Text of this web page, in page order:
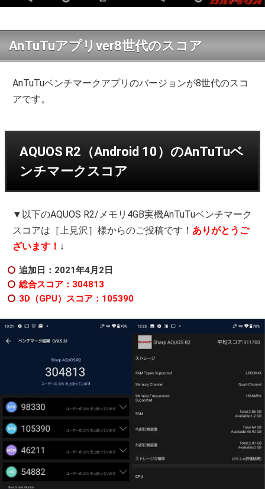
AnTuTuアプリver8世代のスコア
AnTuTuベンチマークアプリのバージョンが8世代のスコ
アです。
AQUOS R2（Android 10）のAnTuTuベ
ンチマークスコア
▼以下のAQUOS R2/メモリ4GB実機AnTuTuベンチマーク
スコアは［上見沢］様からのご投稿です！ ありがとうご
ざいます！ ↓
追加日：2021年4月2日
総合スコア：304813
3D（GPU）スコア：105390